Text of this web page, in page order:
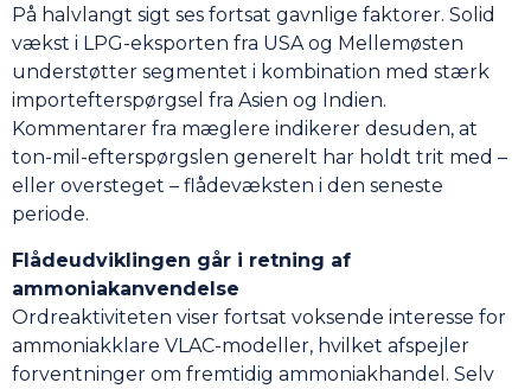
På halvlangt sigt ses fortsat gavnlige faktorer. Solid
vækst i LPG-eksporten fra USA og Mellemøsten
understøtter segmentet i kombination med stærk
importefterspørgsel fra Asien og Indien.
Kommentarer fra mæglere indikerer desuden, at
ton-mil-efterspørgslen generelt har holdt trit med –
eller oversteget – flådevæksten i den seneste
periode.
Flådeudviklingen går i retning af
ammoniakanvendelse
Ordreaktiviteten viser fortsat voksende interesse for
ammoniakklare VLAC-modeller, hvilket afspejler
forventninger om fremtidig ammoniakhandel. Selv